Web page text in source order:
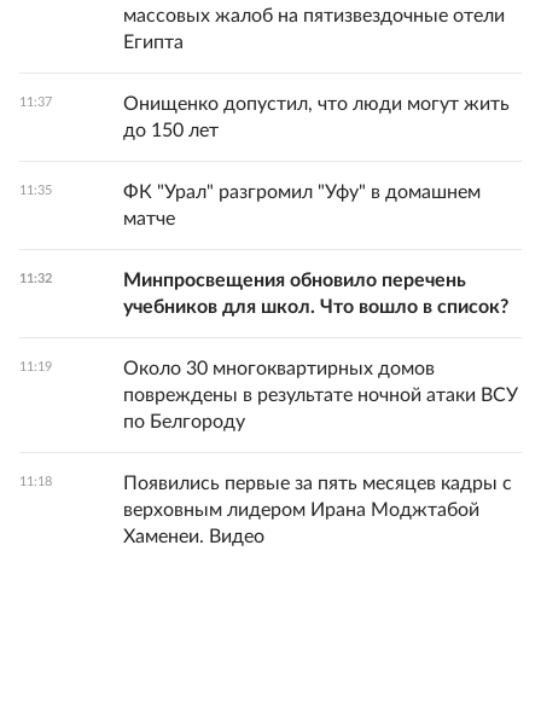
массовых жалоб на пятизвездочные отели
Египта
11:37
Онищенко допустил, что люди могут жить
до 150 лет
11:35
ФК "Урал" разгромил "Уфу" в домашнем
матче
11:32
Минпросвещения обновило перечень
учебников для школ. Что вошло в список?
11:19
Около 30 многоквартирных домов
повреждены в результате ночной атаки ВСУ
по Белгороду
11:18
Появились первые за пять месяцев кадры с
верховным лидером Ирана Моджтабой
Хаменеи. Видео